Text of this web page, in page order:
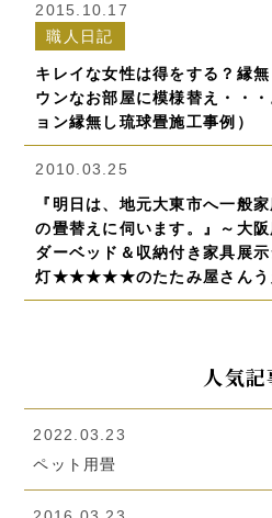
2015.10.17
職人日記
キレイな女性は得をする？縁
ウンなお部屋に模様替え・・
ョン縁無し琉球畳施工事例）
2010.03.25
『明日は、地元大東市へ一般
の畳替えに伺います。』～大
ダーベッド＆収納付き家具展
灯★★★★★のたたみ屋さんう
人気記
2022.03.23
ペット用畳